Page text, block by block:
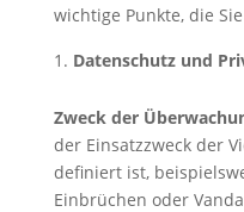
wichtige Punkte, die
Datenschutz und
Zweck der
der Einsatzzweck der
definiert ist,
Einbrüchen oder